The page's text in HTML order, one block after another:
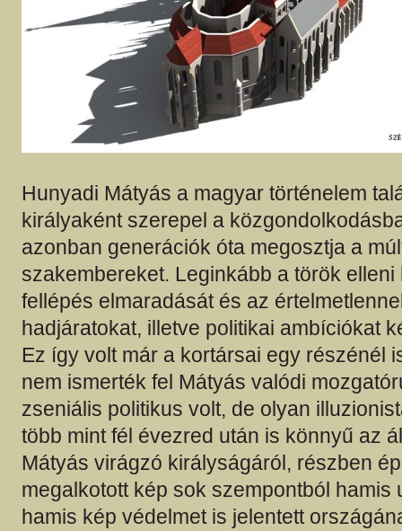
Hunyadi Mátyás a magyar történelem
királyaként szerepel a
azonban generációk óta megosztja a
szakembereket. Leginkább a török elleni
fellépés elmaradását és az
hadjáratokat, illetve politikai ambíciókat
Ez így volt már a kortársai egy részénél
nem ismerték fel Mátyás valódi
zseniális politikus volt, de olyan
több mint fél évezred után is könnyű az
Mátyás virágzó királyságáról, részben
megalkotott kép sok szempontból hamis
hamis kép védelmet is jelentett